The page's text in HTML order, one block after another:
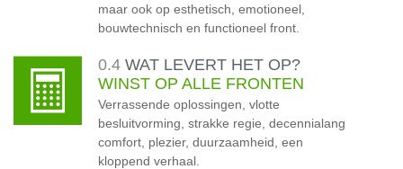
maar ook op esthetisch, emotioneel,
bouwtechnisch en functioneel front.
0.4 WAT LEVERT HET OP?
WINST OP ALLE FRONTEN
Verrassende oplossingen, vlotte
besluitvorming, strakke regie, decennialang
comfort, plezier, duurzaamheid, een
kloppend verhaal.